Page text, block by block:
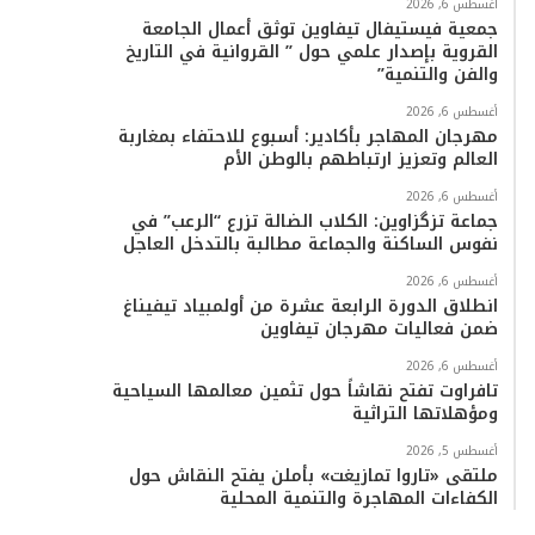
جمعية فيستيفال تيفاوين توثق أعمال الجامعة
القروية بإصدار علمي حول ” القروانية في التاريخ
والفن والتنمية”
أغسطس 6, 2026
مهرجان المهاجر بأكادير: أسبوع للاحتفاء بمغاربة
العالم وتعزيز ارتباطهم بالوطن الأم
أغسطس 6, 2026
جماعة تزگزاوين: الكلاب الضالة تزرع “الرعب” في
نفوس الساكنة والجماعة مطالبة بالتدخل العاجل
أغسطس 6, 2026
انطلاق الدورة الرابعة عشرة من أولمبياد تيفيناغ
ضمن فعاليات مهرجان تيفاوين
أغسطس 6, 2026
تافراوت تفتح نقاشاً حول تثمين معالمها السياحية
ومؤهلاتها التراثية
أغسطس 5, 2026
ملتقى «تاروا تمازيغت» بأملن يفتح النقاش حول
الكفاءات المهاجرة والتنمية المحلية